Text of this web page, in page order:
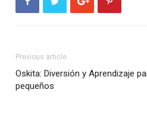
Previous article
Oskita: Diversión y Aprendizaje
pequeños